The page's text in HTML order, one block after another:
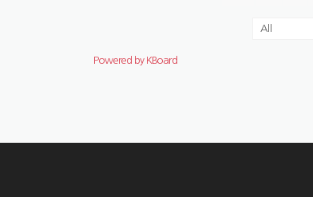
Powered by KBoard